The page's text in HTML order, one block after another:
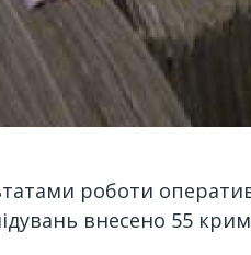
роботи
внесено 55